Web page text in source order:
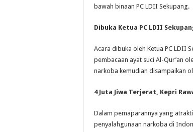
bawah binaan PC LDII Sekupang.
Dibuka Ketua PC LDII
Acara dibuka oleh Ketua PC LDII
pembacaan ayat suci Al-Qur’an
narkoba kemudian disampaikan
4 Juta Jiwa Terjerat, Kepri
Dalam pemaparannya yang
penyalahgunaan narkoba di